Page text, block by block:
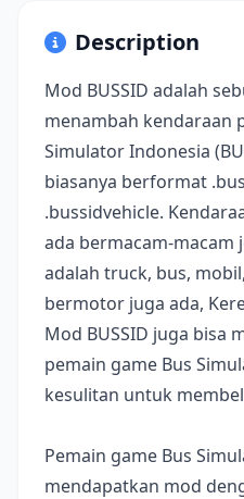
Description
Mod BUSSID adalah
menambah kendaraan
Simulator Indonesia
biasanya berformat
.bussidvehicle.
ada bermacam-macam
adalah truck, bus,
bermotor juga ada,
Mod BUSSID juga bisa
pemain game Bus
kesulitan untuk
Pemain game Bus
mendapatkan mod